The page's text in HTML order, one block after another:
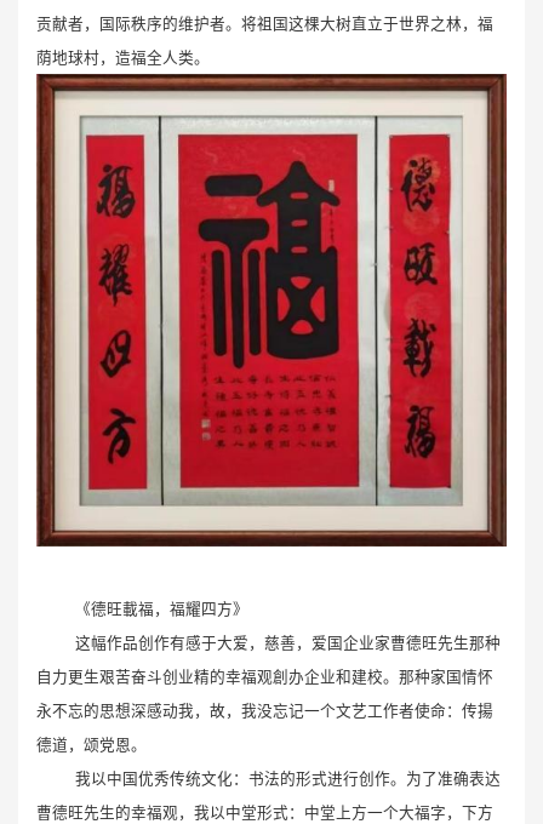
贡献者，国际秩序的维护者。将祖国这棵大树直立于世界之林，福
荫地球村，造福全人类。
《德旺載福，福耀四方》
这幅作品创作有感于大爱，慈善，爱国企业家曹德旺先生那种
自力更生艰苦奋斗创业精的幸福观創办企业和建校。那种家国情怀
永不忘的思想深感动我，故，我没忘记一个文艺工作者使命：传揚
德道，颂党恩。
我以中国优秀传统文化：书法的形式进行创作。为了准确表达
曹德旺先生的幸福观，我以中堂形式：中堂上方一个大福字，下方